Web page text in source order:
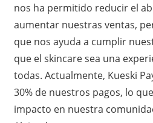
nos ha permitido reducir el
aumentar nuestras ventas,
que nos ayuda a cumplir
que el skincare sea una
todas. Actualmente, Kueski
30% de nuestros pagos, lo
impacto en nuestra